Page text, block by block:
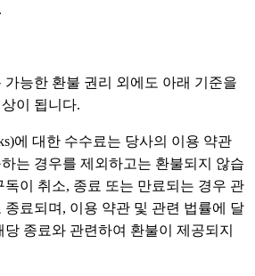
가능한 환불 권리 외에도 아래 기준을
이 됩니다.
에 대한 수수료는 당사의 이용 약관
는 경우를 제외하고는 환불되지 않습
독이 취소, 종료 또는 만료되는 경우 관
종료되며, 이용 약관 및 관련 법률에 달
종료와 관련하여 환불이 제공되지